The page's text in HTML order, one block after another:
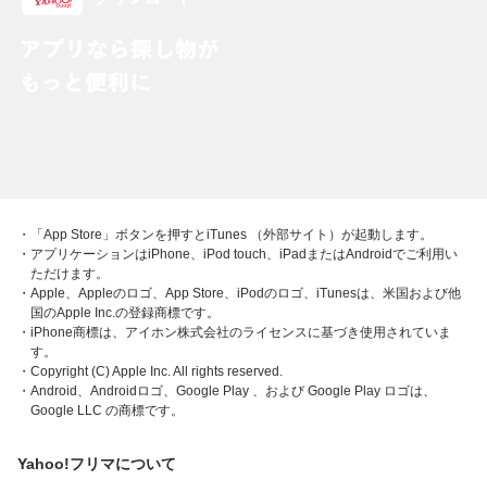
・「App Store」ボタンを押すとiTunes （外部サイト）が起動します。
・アプリケーションはiPhone、iPod touch、iPadまたはAndroidでご利用い
ただけます。
・Apple、Appleのロゴ、App Store、iPodのロゴ、iTunesは、米国および他
国のApple Inc.の登録商標です。
・iPhone商標は、アイホン株式会社のライセンスに基づき使用されていま
す。
・Copyright (C) Apple Inc. All rights reserved.
・Android、Androidロゴ、Google Play 、および Google Play ロゴは、
Google LLC の商標です。
Yahoo!フリマについて